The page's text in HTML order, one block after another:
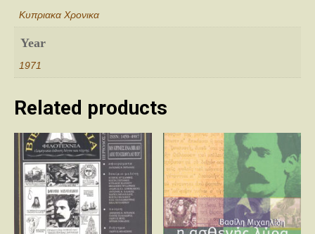
Κυπριακα Χρονικα
Year
1971
Related products